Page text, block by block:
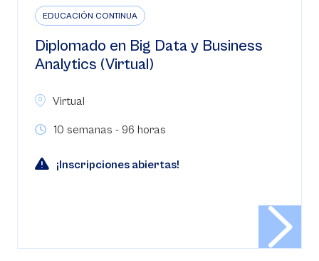
EDUCACIÓN CONTINUA
Diplomado en Gerencia de Riesgos
(Virtual)
10 semanas - 96 horas
¡Inscripciones abiertas!